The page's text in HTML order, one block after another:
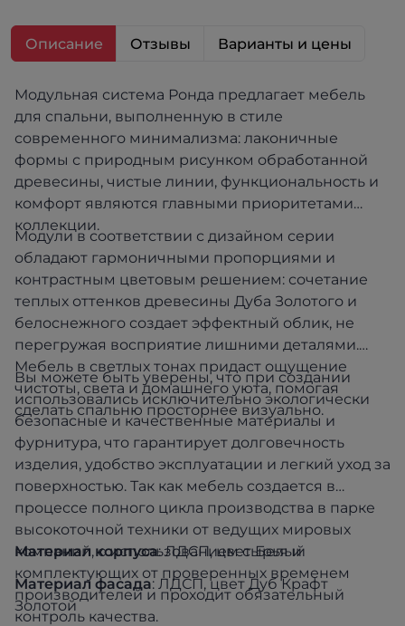
Описание Отзывы Варианты и цены
Модульная система Ронда предлагает мебель
для спальни, выполненную в стиле
современного минимализма: лаконичные
формы с природным рисунком обработанной
древесины, чистые линии, функциональность и
комфорт являются главными приоритетами
коллекции.
Модули в соответствии с дизайном серии
обладают гармоничными пропорциями и
контрастным цветовым решением: сочетание
теплых оттенков древесины Дуба Золотого и
белоснежного создает эффектный облик, не
перегружая восприятие лишними деталями.
Мебель в светлых тонах придаст ощущение
чистоты, света и домашнего уюта, помогая
сделать спальню просторнее визуально.
Вы можете быть уверены, что при создании
использовались исключительно экологически
безопасные и качественные материалы и
фурнитура, что гарантирует долговечность
изделия, удобство эксплуатации и легкий уход за
поверхностью. Так как мебель создается в
процессе полного цикла производства в парке
высокоточной техники от ведущих мировых
компаний, с использованием сырья и
комплектующих от проверенных временем
производителей и проходит обязательный
контроль качества.
Материал корпуса: ЛДСП, цвет Белый
Материал фасада: ЛДСП, цвет Дуб Крафт
Золотой